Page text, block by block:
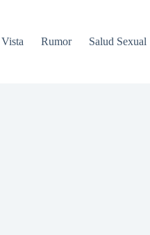
Vista Rumor Salud Sexual